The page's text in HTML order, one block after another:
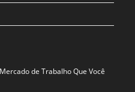
de Trabalho Que Você